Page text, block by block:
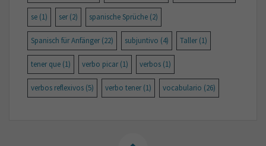
se (1) ser(2) spanische Sprüche (2)
Spanisch für Anfänger(22) subjuntivo (4) Taller(1)
tener que (1) verbo picar(1) verbos (1)
verbos reflexivos (5) verbo tener(1) vocabulario (26)